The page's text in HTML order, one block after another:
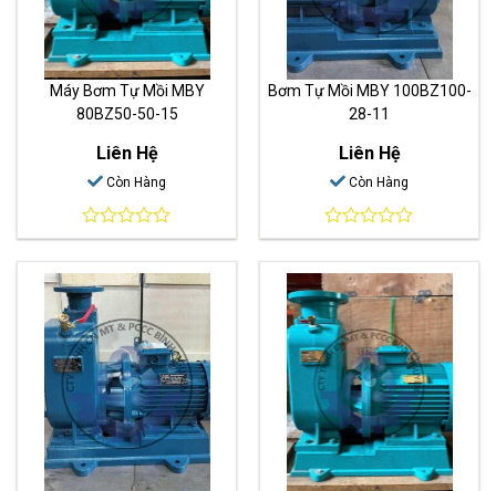
Máy Bơm Tự Mồi MBY
80BZ50-50-15
Liên Hệ
Còn Hàng
0
out
of
5
Bơm Tự Mồi MBY 100BZ100-
28-11
Liên Hệ
Còn Hàng
0
out
of
5